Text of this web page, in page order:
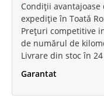
Condiții avantajoase
expediție în Toată
Prețuri competitive
de numărul de
Livrare din stoc în
Garantat